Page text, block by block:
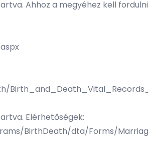
Ahhoz a megyéhez kell
Elérhetőségek:
BirthDeath/dta/Forms/